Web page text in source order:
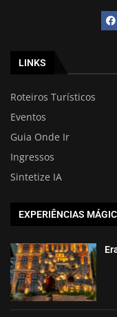
LINKS
Roteiros Turísticos
Eventos
Guia Onde Ir
Ingressos
Sintetize IA
EXPERIÊNCIAS